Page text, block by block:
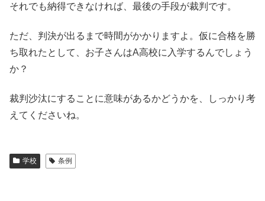
それでも納得できなければ、最後の手段が裁判です。
ただ、判決が出るまで時間がかかりますよ。仮に合格を勝
ち取れたとして、お子さんはA高校に入学するんでしょう
か？
裁判沙汰にすることに意味があるかどうかを、しっかり考
えてくださいね。
学校 条例